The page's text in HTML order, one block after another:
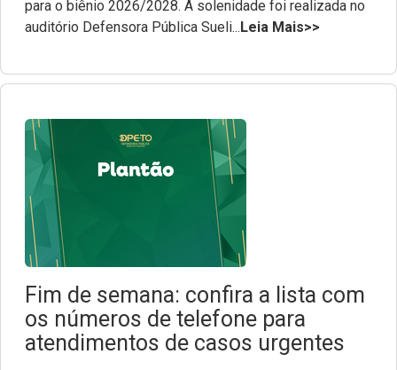
para o biênio 2026/2028. A solenidade foi realizada no
auditório Defensora Pública Sueli...Leia Mais>>
Fim de semana: confira a lista com
os números de telefone para
atendimentos de casos urgentes